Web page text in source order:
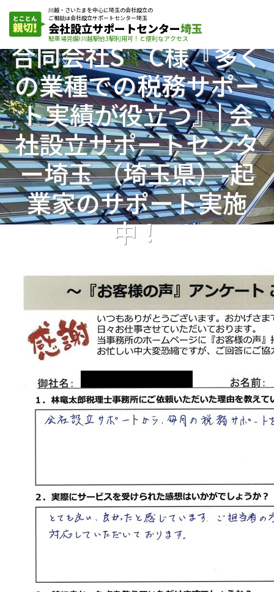
川越・さいたまを中心に埼玉の会社設立の
ご相談は会社設立サポートセンター埼玉
会社設立サポートセンター埼玉
駐車場完備!川越駅他3駅利用可！と便利なアクセス
合同会社S C様『多く
の業種での税務サポー
ト実績が役立つ』| 会
社設立サポートセンタ
ー埼玉 （埼玉県）-起
業家のサポート実施
中！